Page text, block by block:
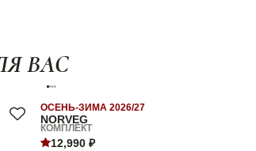
ВАС
NORVEG
ОСЕНЬ-ЗИМА 2026/27
КОМПЛЕКТ
12,990 ₽